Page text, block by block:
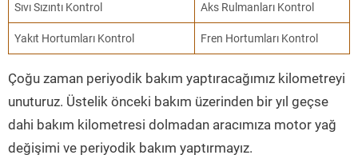
Sıvı Sızıntı Kontrol Aks Rulmanları Kontrol
Yakıt Hortumları Kontrol Fren Hortumları Kontrol
Çoğu zaman periyodik bakım yaptıracağımız kilometreyi
unuturuz. Üstelik önceki bakım üzerinden bir yıl geçse
dahi bakım kilometresi dolmadan aracımıza motor yağ
değişimi ve periyodik bakım yaptırmayız.